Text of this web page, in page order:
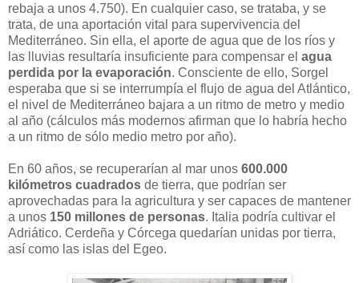
rebaja a unos 4.750). En cualquier caso, se trataba, y se
trata, de una aportación vital para supervivencia del
Mediterráneo. Sin ella, el aporte de agua que de los ríos y
las lluvias resultaría insuficiente para compensar el agua
perdida por la evaporación. Consciente de ello, Sorgel
esperaba que si se interrumpía el flujo de agua del Atlántico,
el nivel de Mediterráneo bajara a un ritmo de metro y medio
al año (cálculos más modernos afirman que lo habría hecho
a un ritmo de sólo medio metro por año).
En 60 años, se recuperarían al mar unos 600.000
kilómetros cuadrados de tierra, que podrían ser
aprovechadas para la agricultura y ser capaces de mantener
a unos 150 millones de personas. Italia podría cultivar el
Adriático. Cerdeña y Córcega quedarían unidas por tierra,
así como las islas del Egeo.